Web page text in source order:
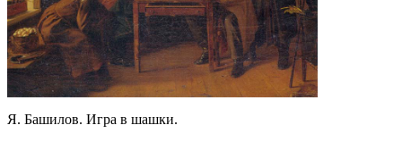
Я. Башилов. Игра в шашки.